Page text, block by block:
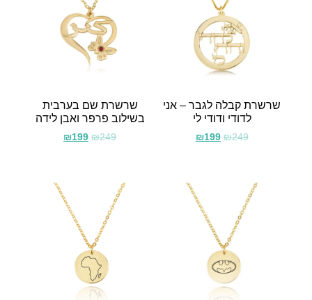
שרשרת קבלה לגבר – אני
לדודי ודודי לי
₪249
₪199
שרשרת שם בערבית
בשילוב פרפר ואבן לידה
₪249
₪199